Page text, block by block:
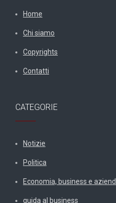
Home
Chi siamo
Copyrights
Contatti
CATEGORIE
Notizie
Politica
Economia, business e
guida al business